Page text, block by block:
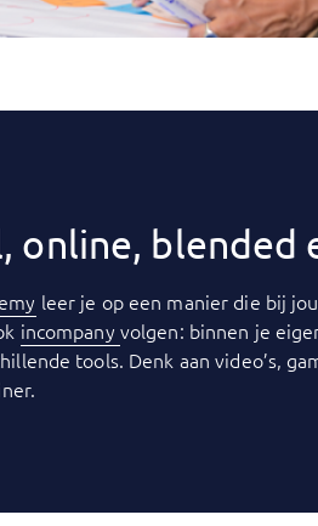
online, blended
leer je op een manier die bij
incompany volgen: binnen je
tools. Denk aan video’s,